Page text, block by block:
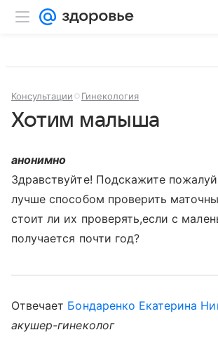
Консультации Гинекология
Хотим малыша
анонимно
Здравствуйте! Подскажите
лучше способом проверить
стоит ли их проверять,если с
получается почти год?
Отвечает Бондаренко Екатерина
акушер-гинеколог